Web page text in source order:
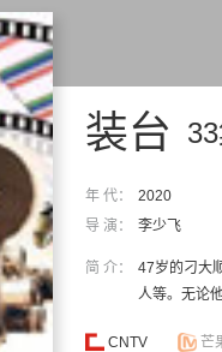
装台
年 代： 2020
导 演：
李少飞
简 介：
47岁的刁大
人等。无论
CNTV 芒